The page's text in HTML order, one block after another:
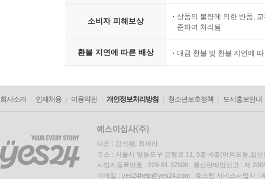
소비자 피해보상
상품의 불량에 의한 반품,
준하여 처리됨
환불 지연에 따른 배상 대금 환불 및 환불 지연에
회사소개 인재채용 이용약관 개인정보처리방침 청소년보호정책 도서홍보안내
대표 : 김석환, 최세라
주소 : 서울시 영등포구 은행로 11, 5층~6층(여의도동,일신
사업자등록번호 : 229-81-37000 통신판매업신고 : 제
이메일 : yes24help@yes24.com 호스팅 서비스사업자 :